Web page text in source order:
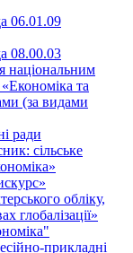
06.01.09
08.00.03
національним
та
(за видами
ради
сільське
обліку,
глобалізації»
прикладні